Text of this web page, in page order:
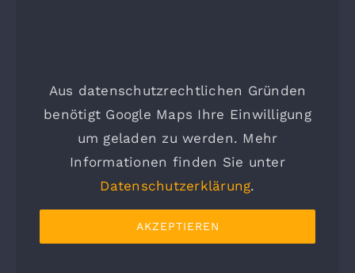
Aus datenschutzrechtlichen Gründen
benötigt Google Maps Ihre Einwilligung
um geladen zu werden. Mehr
Informationen finden Sie unter
Datenschutzerklärung.
AKZEPTIEREN